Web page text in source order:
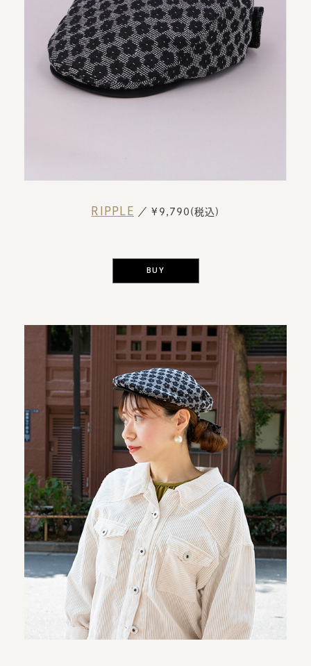
RIPPLE ／ ¥9,790(税込)
BUY